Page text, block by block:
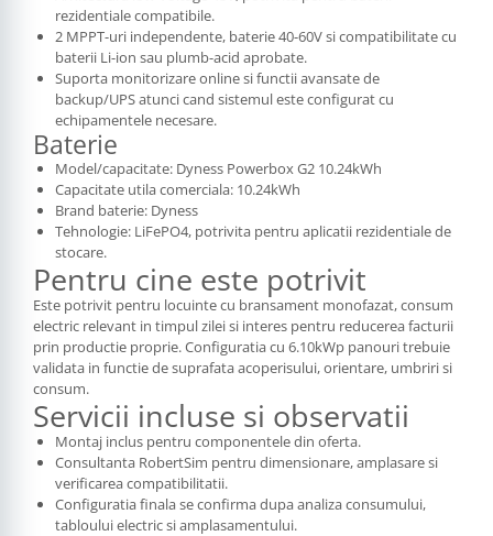
rezidentiale compatibile.
2 MPPT-uri independente, baterie 40-60V si compatibilitate cu
baterii Li-ion sau plumb-acid aprobate.
Suporta monitorizare online si functii avansate de
backup/UPS atunci cand sistemul este configurat cu
echipamentele necesare.
Baterie
Model/capacitate: Dyness Powerbox G2 10.24kWh
Capacitate utila comerciala: 10.24kWh
Brand baterie: Dyness
Tehnologie: LiFePO4, potrivita pentru aplicatii rezidentiale de
stocare.
Pentru cine este potrivit
Este potrivit pentru locuinte cu bransament monofazat, consum
electric relevant in timpul zilei si interes pentru reducerea facturii
prin productie proprie. Configuratia cu 6.10kWp panouri trebuie
validata in functie de suprafata acoperisului, orientare, umbriri si
consum.
Servicii incluse si observatii
Montaj inclus pentru componentele din oferta.
Consultanta RobertSim pentru dimensionare, amplasare si
verificarea compatibilitatii.
Configuratia finala se confirma dupa analiza consumului,
tabloului electric si amplasamentului.